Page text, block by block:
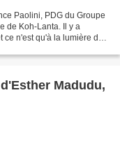
Paolini, PDG du Groupe
de Koh-Lanta. Il y a
ce n'est qu'à la lumière de
Madudu,